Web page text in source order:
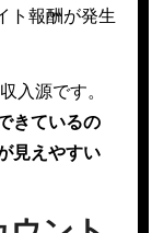
ト報酬が発生
入源です。
きているの
見えやすい